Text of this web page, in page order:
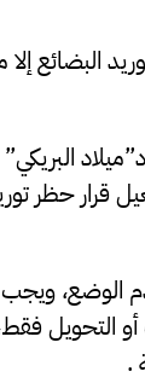
البضائع إلا
قرار حظر
الوضع، ويجب
أو التحويل
.